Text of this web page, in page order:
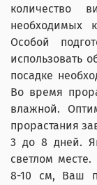
количество
необходимых
Особой
использовать
посадке
Во время
влажной.
прорастания
3 до 8 дней.
светлом
8-10 см, Ваш